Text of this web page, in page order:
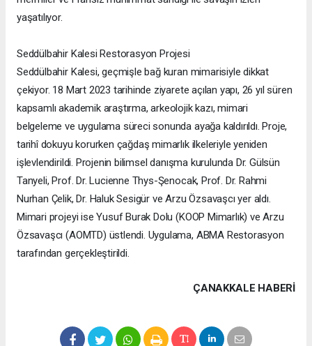
yaşatılıyor.
Seddülbahir Kalesi Restorasyon Projesi
Seddülbahir Kalesi, geçmişle bağ kuran mimarisiyle dikkat
çekiyor. 18 Mart 2023 tarihinde ziyarete açılan yapı, 26 yıl süren
kapsamlı akademik araştırma, arkeolojik kazı, mimari
belgeleme ve uygulama süreci sonunda ayağa kaldırıldı. Proje,
tarihî dokuyu korurken çağdaş mimarlık ilkeleriyle yeniden
işlevlendirildi. Projenin bilimsel danışma kurulunda Dr. Gülsün
Tanyeli, Prof. Dr. Lucienne Thys-Şenocak, Prof. Dr. Rahmi
Nurhan Çelik, Dr. Haluk Sesigür ve Arzu Özsavaşcı yer aldı.
Mimari projeyi ise Yusuf Burak Dolu (KOOP Mimarlık) ve Arzu
Özsavaşcı (AOMTD) üstlendi. Uygulama, ABMA Restorasyon
tarafından gerçekleştirildi.
ÇANAKKALE HABERİ